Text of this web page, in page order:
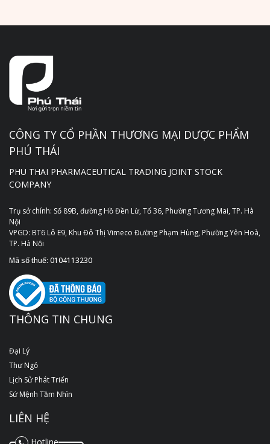
CÔNG TY CỔ PHẦN THƯƠNG MẠI DƯỢC PHẨM
PHÚ THÁI
PHU THAI PHARMACEUTICAL TRADING JOINT STOCK
COMPANY
Trụ sở chính: Số 89B, đường Hồ Đền Lừ, Tổ 36, Phường Tương Mai, TP. Hà
Nội
VPGD: BT6 Lô E9, Khu Đô Thị Vimeco Đường Phạm Hùng, Phường Yên Hoà,
TP. Hà Nội
Mã số thuế: 0104113230
THÔNG TIN CHUNG
Đại Lý
Thư Ngỏ
Lịch Sử Phát Triển
Sứ Mệnh Tầm Nhìn
LIÊN HỆ